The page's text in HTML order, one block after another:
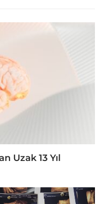
Uzak 13 Yıl